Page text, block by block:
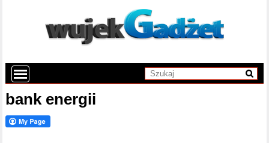
bank energii